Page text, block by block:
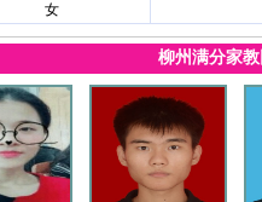
女
柳州满分家